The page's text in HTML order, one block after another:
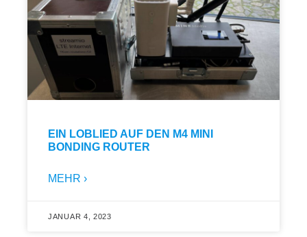
EIN LOBLIED AUF DEN M4 MINI
BONDING ROUTER
MEHR ›
JANUAR 4, 2023